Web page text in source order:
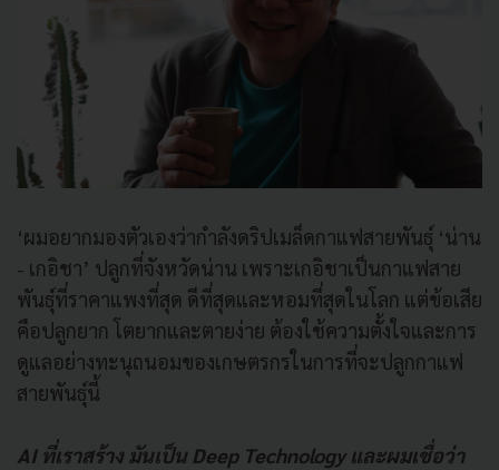
‘ผมอยากมองตัวเองว่ากำลังดริปเมล็ดกาแฟสายพันธุ์ ‘น่าน
- เกอิชา’ ปลูกที่จังหวัดน่าน เพราะเกอิชาเป็นกาแฟสาย
พันธุ์ที่ราคาแพงที่สุด ดีที่สุดและหอมที่สุดในโลก แต่ข้อเสีย
คือปลูกยาก โตยากและตายง่าย ต้องใช้ความตั้งใจและการ
ดูแลอย่างทะนุถนอมของเกษตรกรในการที่จะปลูกกาแฟ
สายพันธุ์นี้
AI ที่เราสร้าง มันเป็น Deep Technology และผมเชื่อว่า